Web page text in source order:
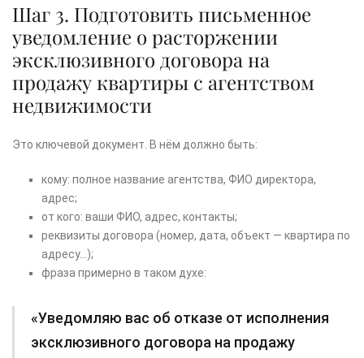
Шаг 3. Подготовить письменное
уведомление о расторжении
эксклюзивного договора на
продажу квартиры с агентством
недвижимости
Это ключевой документ. В нём должно быть:
кому: полное название агентства, ФИО директора,
адрес;
от кого: ваши ФИО, адрес, контакты;
реквизиты договора (номер, дата, объект — квартира по
адресу…);
фраза примерно в таком духе:
«Уведомляю вас об отказе от исполнения
эксклюзивного договора на продажу